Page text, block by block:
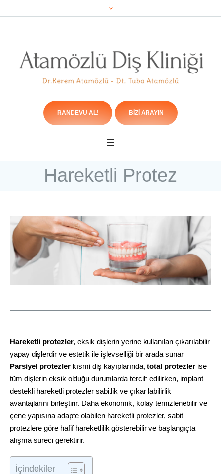
RANDEVU AL! BIZI ARAYIN
Hareketli Protez
Hareketli protezler, eksik dişlerin yerine kullanılan çıkarılabilir
yapay dişlerdir ve estetik ile işlevselliği bir arada sunar.
Parsiyel protezlerkısmi diş kayıplarında, total protezlerise
tüm dişlerin eksik olduğu durumlarda tercih edilirken, implant
destekli hareketli protezler sabitlik ve çıkarılabilirlik
avantajlarını birleştirir. Daha ekonomik, kolay temizlenebilir ve
çene yapısına adapte olabilen hareketli protezler, sabit
protezlere göre hafif hareketlilik gösterebilir ve başlangıçta
alışma süreci gerektirir.
İçindekiler